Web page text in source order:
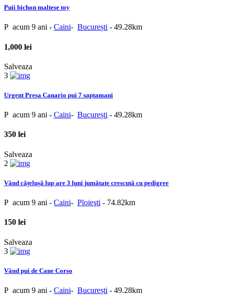
Puii bichon maltese toy
P acum 9 ani - Caini- București - 49.28km
1,000 lei
Salveaza
3
Urgent Presa Canario pui 7 saptamani
P acum 9 ani - Caini- București - 49.28km
350 lei
Salveaza
2
Vând cățelușă lup are 3 luni jumătate crescută cu pedigree
P acum 9 ani - Caini- Ploieşti - 74.82km
150 lei
Salveaza
3
Vând pui de Cane Corso
P acum 9 ani - Caini- București - 49.28km